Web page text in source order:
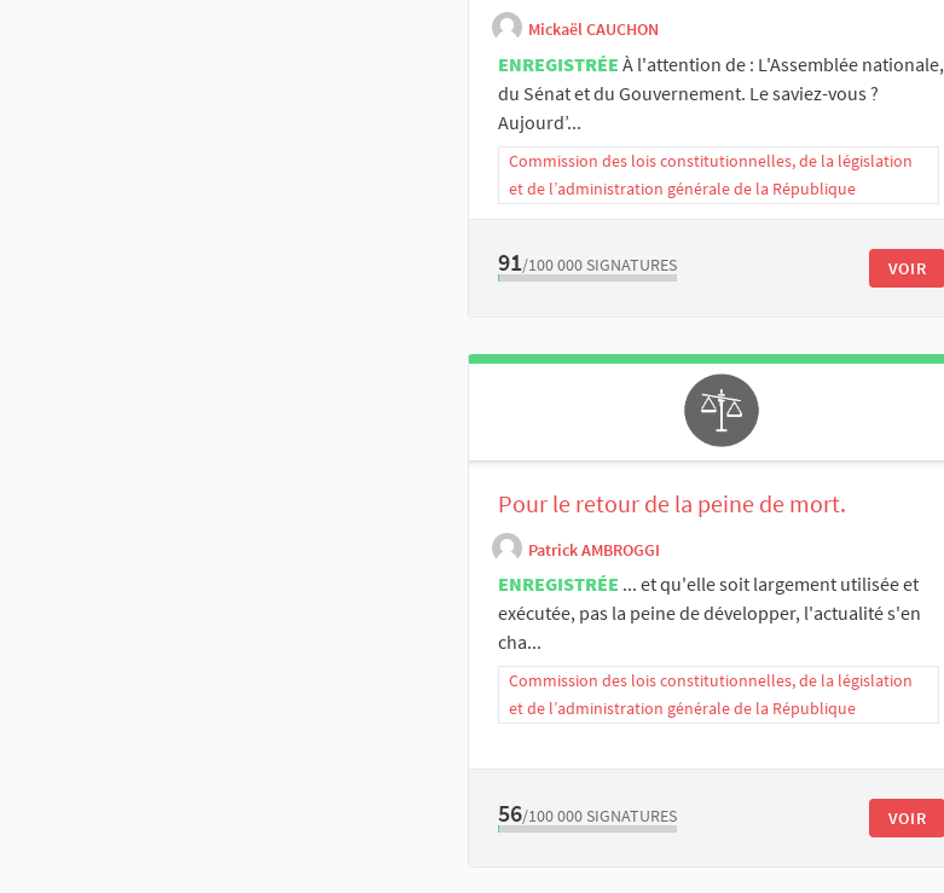
Mickaël CAUCHON
ENREGISTRÉE À l'attention de : L'Assemblée nationale,
du Sénat et du Gouvernement. Le saviez-vous ?
Aujourd’...
Commission des lois constitutionnelles, de la législation
et de l’administration générale de la République
91/100 000 SIGNATURES VOIR
Pour le retour de la peine de mort.
Patrick AMBROGGI
ENREGISTRÉE ... et qu'elle soit largement utilisée et
exécutée, pas la peine de développer, l'actualité s'en
cha...
Commission des lois constitutionnelles, de la législation
et de l’administration générale de la République
56/100 000 SIGNATURES VOIR